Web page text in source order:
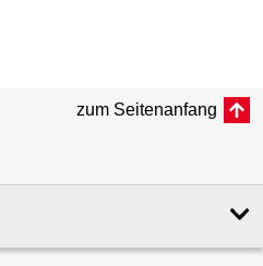
zum Seitenanfang